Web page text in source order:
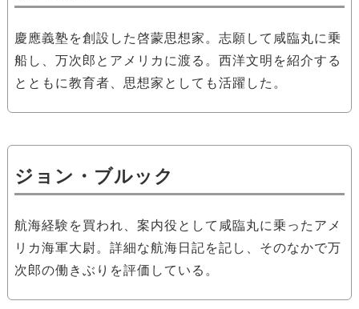
慶應義塾を創設した啓蒙思想家。志願して咸臨丸に乗
船し、万次郎とアメリカに渡る。西洋文明を紹介する
とともに教育者、思想家としても活躍した。
ジョン・ブルック
航海経験を買われ、案内役として咸臨丸に乗ったアメ
リカ海軍大尉。詳細な航海日記を記し、そのなかで万
次郎の働きぶりを評価している。